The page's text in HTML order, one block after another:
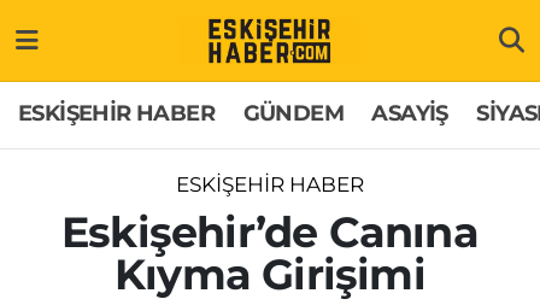
ESKİŞEHİR HABER GÜNDEM ASAYİŞ
ESKİŞEHİR HABER
Eskişehir’de Canına
Kıyma Girişimi
GÜNDEM
ASAYİŞ
SİYASET
Hakkımızda
İletişim
Künye
Odunpazarı Trafik Yoğunluk Haritası
Süper Lig Puan Durumu ve Fikstür
Tüm Manşetler